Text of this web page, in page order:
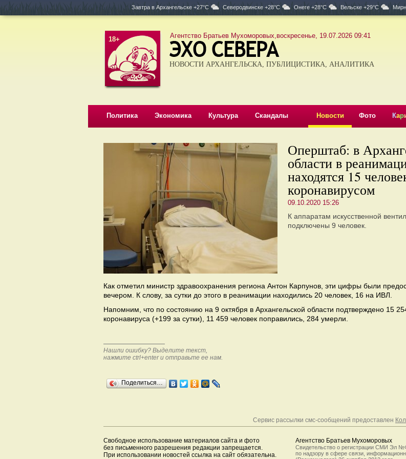
Завтра в Архангельске +27°C Северодвинске +28°C Онеге +28°C Вельске +29°C
18+ Агентство Братьев Мухоморовых,воскресенье, 19.07.2026 09:41
НОВОСТИ АРХАНГЕЛЬСКА, ПУБЛИЦИСТИКА, АНАЛИТИКА
Политика Экономика Культура Скандалы Новости Фото Кар
Оперштаб: в
области в
находятся 15
коронавирусом
09.10.2020 15:26
К аппаратам искусственной
подключены 9 человек.
Как отметил министр здравоохранения региона Антон Карпунов, эти цифры были
вечером. К слову, за сутки до этого в реанимации находились 20 человек, 16 на ИВЛ.
Напомним, что по состоянию на 9 октября в Архангельской области подтверждено 15
коронавируса (+199 за сутки), 11 459 человек поправились, 284 умерли.
Нашли ошибку? Выделите текст,
нажмите ctrl+enter и отправьте ее нам.
Поделиться…
Сервис рассылки смс-сообщений предоставлен
Свободное использование материалов сайта и фото
без письменного разрешения редакции запрещается.
При использовании новостей ссылка на сайт обязательна.
Агентство Братьев Мухоморовых
Свидетельство о регистрации СМИ Эл
по надзору в сфере связи,